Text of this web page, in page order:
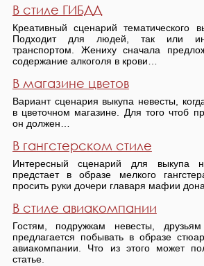
В стиле ГИБДД
Креативный сценарий тематического
Подходит для людей, так или
транспортом. Жениху сначала
содержание алкоголя в крови…
В магазине цветов
Вариант сценария выкупа невесты,
в цветочном магазине. Для того чтоб
он должен…
В гангстерском стиле
Интересный сценарий для выкупа
предстает в образе мелкого
просить руки дочери главаря мафии
В стиле авиакомпании
Гостям, подружкам невесты,
предлагается побывать в образе
авиакомпании. Что из этого может
статье.